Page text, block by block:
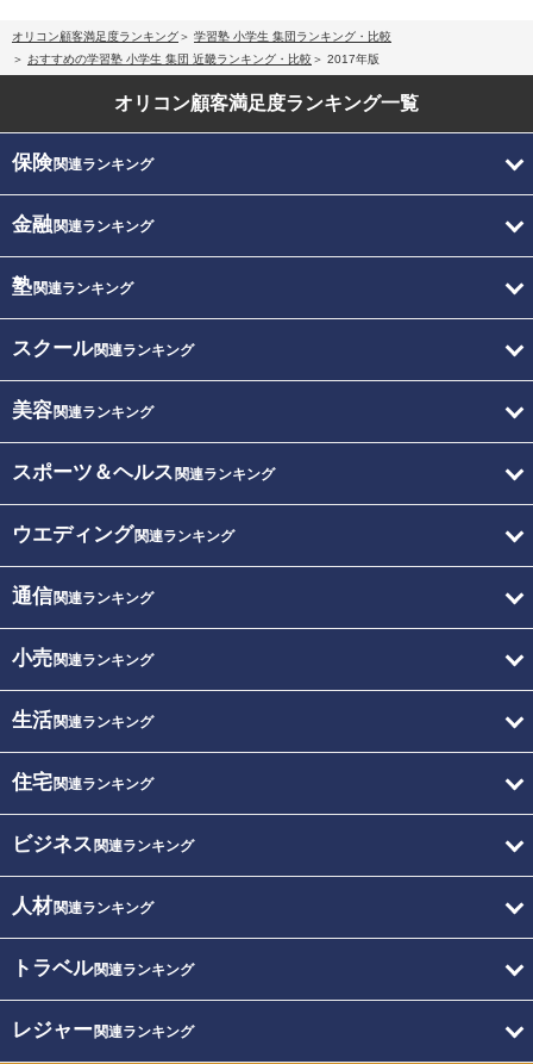
オリコン顧客満足度ランキング
学習塾 小学生 集団ランキング・比較
おすすめの学習塾 小学生 集団 近畿ランキング・比較
2017年版
オリコン顧客満足度ランキング一覧
保険関連ランキング
金融関連ランキング
塾関連ランキング
スクール関連ランキング
美容関連ランキング
スポーツ＆ヘルス 関連ランキング
ウエディング関連ランキング
通信関連ランキング
小売関連ランキング
生活関連ランキング
住宅関連ランキング
ビジネス 関連ランキング
人材関連ランキング
トラベル関連ランキング
レジャー関連ランキング